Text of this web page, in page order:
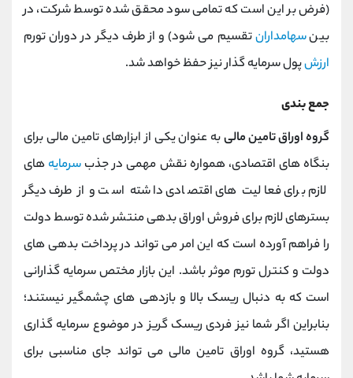
(فرض بر این است که تمامی سود محقق شده توسط شرکت، در
بینسهامدارانتقسیم می شود) و از طرف دیگر در دوران تورم
ارزشپول سرمایه گذار نیز حفظ خواهد شد.
جمع بندی
گروه اوراق تامین مالیبه عنوان یکی از ابزارهای تامین مالی برای
بنگاه های اقتصادی، همواره نقش مهمی در جذب سرمایه های
لازم برای فعالیت های اقتصادی داشته است و از طرف دیگر
بسترهای لازم برای فروش اوراق بدهی منتشر شده توسط دولت
را فراهم آورده است که این امر می تواند در پرداخت بدهی های
دولت و کنترل تورم موثر باشد. این بازار مختص سرمایه گذارانی
است که به دنبال ریسک بالا و بازدهی های چشمگیر نیستند؛
بنابراین اگر شما نیز فردی ریسک گریز در موضوع سرمایه گذاری
هستید، گروه اوراق تامین مالی می تواند جای مناسبی برای